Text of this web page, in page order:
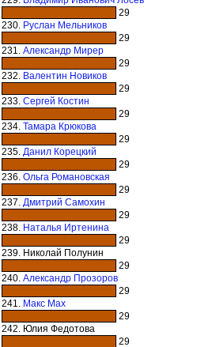
29
230. Руслан Мельников
29
231. Александр Мирер
29
232. Валентин Новиков
29
233. Сергей Костин
29
234. Тамара Крюкова
29
235. Данил Корецкий
29
236. Ольга Романовская
29
237. Дмитрий Самохин
29
238. Наталья Иртенина
29
239. Николай Полунин
29
240. Александр Прозоров
29
241. Макс Мах
29
242. Юлия Федотова
29